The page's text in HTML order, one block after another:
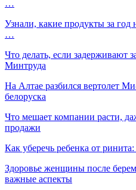
…
Узнали, какие продукты за
…
Что делать, если задерживают
Минтруда
На Алтае разбился вертолет
белоруска
Что мешает компании расти,
продажи
Как уберечь ребенка от
Здоровье женщины после
важные аспекты